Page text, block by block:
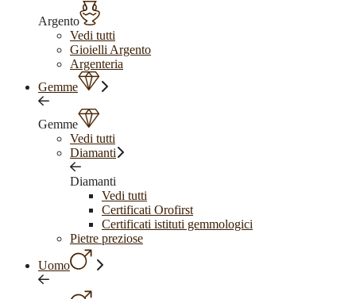
Argento
Vedi tutti
Gioielli Argento
Argenteria
Gemme
Gemme
Vedi tutti
Diamanti
Diamanti
Vedi tutti
Certificati Orofirst
Certificati istituti gemmologici
Pietre preziose
Uomo